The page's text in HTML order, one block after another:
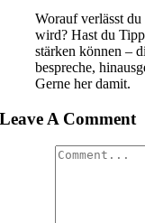
Worauf verlässt
wird? Hast du
stärken können –
bespreche,
Gerne her damit.
Leave A Comment